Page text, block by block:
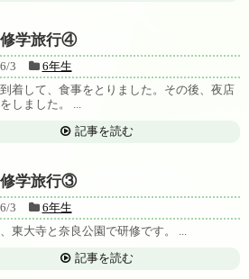
学旅行④
3
6年生
着して、食事をとりました。その後、夜店
しました。 ...
記事を読む
学旅行③
3
6年生
東大寺と奈良公園で研修です。 ...
記事を読む